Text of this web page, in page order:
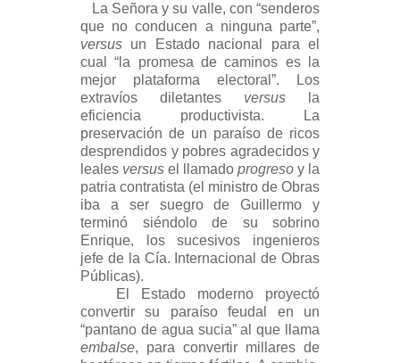
La Señora y su valle, con “senderos
que no conducen a ninguna parte”,
versus un Estado nacional para el
cual “la promesa de caminos es la
mejor plataforma electoral”. Los
extravíos diletantes versus la
eficiencia productivista. La
preservación de un paraíso de ricos
desprendidos y pobres agradecidos y
leales versus el llamado progreso y la
patria contratista (el ministro de Obras
iba a ser suegro de Guillermo y
terminó siéndolo de su sobrino
Enrique, los sucesivos ingenieros
jefe de la Cía. Internacional de Obras
Públicas).
El Estado moderno proyectó
convertir su paraíso feudal en un
“pantano de agua sucia” al que llama
embalse, para convertir millares de